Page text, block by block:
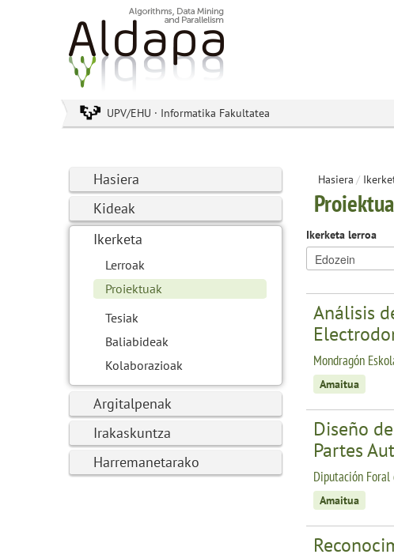
UPV/EHU · Informatika Fakultatea
Hasiera
Kideak
Ikerketa
Lerroak
Proiektuak
Tesiak
Baliabideak
Kolaborazioak
Argitalpenak
Irakaskuntza
Harremanetarako
Hasiera /
Ikerketa lerroa
Análisis
Mondragón
Amaitua
Diseño
Partes
Diputación
Amaitua